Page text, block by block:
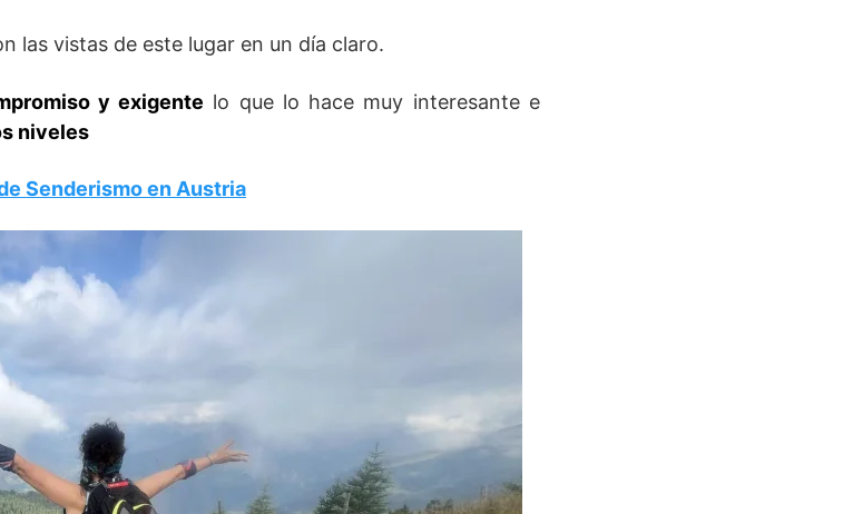
las vistas de este lugar en un día claro.
y exigente lo que lo hace muy interesante e
niveles
Senderismo en Austria